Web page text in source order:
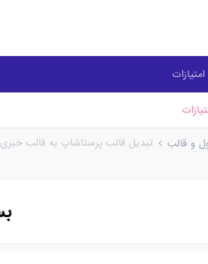
و قالب تبدیل قالب پرستاشاپ به قالب خبری